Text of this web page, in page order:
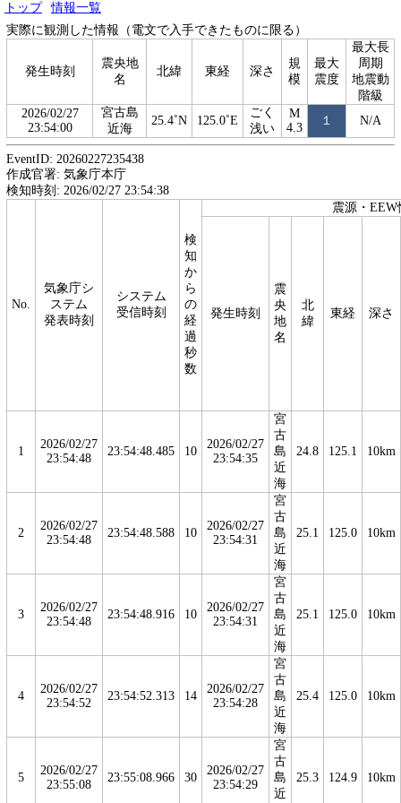
トップ
情報一覧
実際に観測した情報（電文で入手できたものに限る）
発生時刻
震央地
名
北緯 東経 深さ
規
模
最大
震度
最大長
周期
地震動
階級
2026/02/27
23:54:00
宮古島
近海
25.4˚N 125.0˚E
ごく
浅い
M
4.3
１ N/A
EventID: 20260227235438
作成官署: 気象庁本庁
検知時刻: 2026/02/27 23:54:38
No.
気象庁シ
ステム
発表時刻
システム
受信時刻
検
知
か
ら
の
経
過
秒
数
震源・EEW
発生時刻
震
央
地
名
北
緯
東経 深さ
1
2026/02/27
23:54:48
23:54:48.485 10
2026/02/27
23:54:35
宮
古
島
近
海
24.8 125.1 10km
2
2026/02/27
23:54:48
23:54:48.588 10
2026/02/27
23:54:31
宮
古
島
近
海
25.1 125.0 10km
3
2026/02/27
23:54:48
23:54:48.916 10
2026/02/27
23:54:31
宮
古
島
近
海
25.1 125.0 10km
4
2026/02/27
23:54:52
23:54:52.313 14
2026/02/27
23:54:28
宮
古
島
近
海
25.4 125.0 10km
5
2026/02/27
23:55:08
23:55:08.966 30
2026/02/27
23:54:29
宮
古
島
近
25.3 124.9 10km